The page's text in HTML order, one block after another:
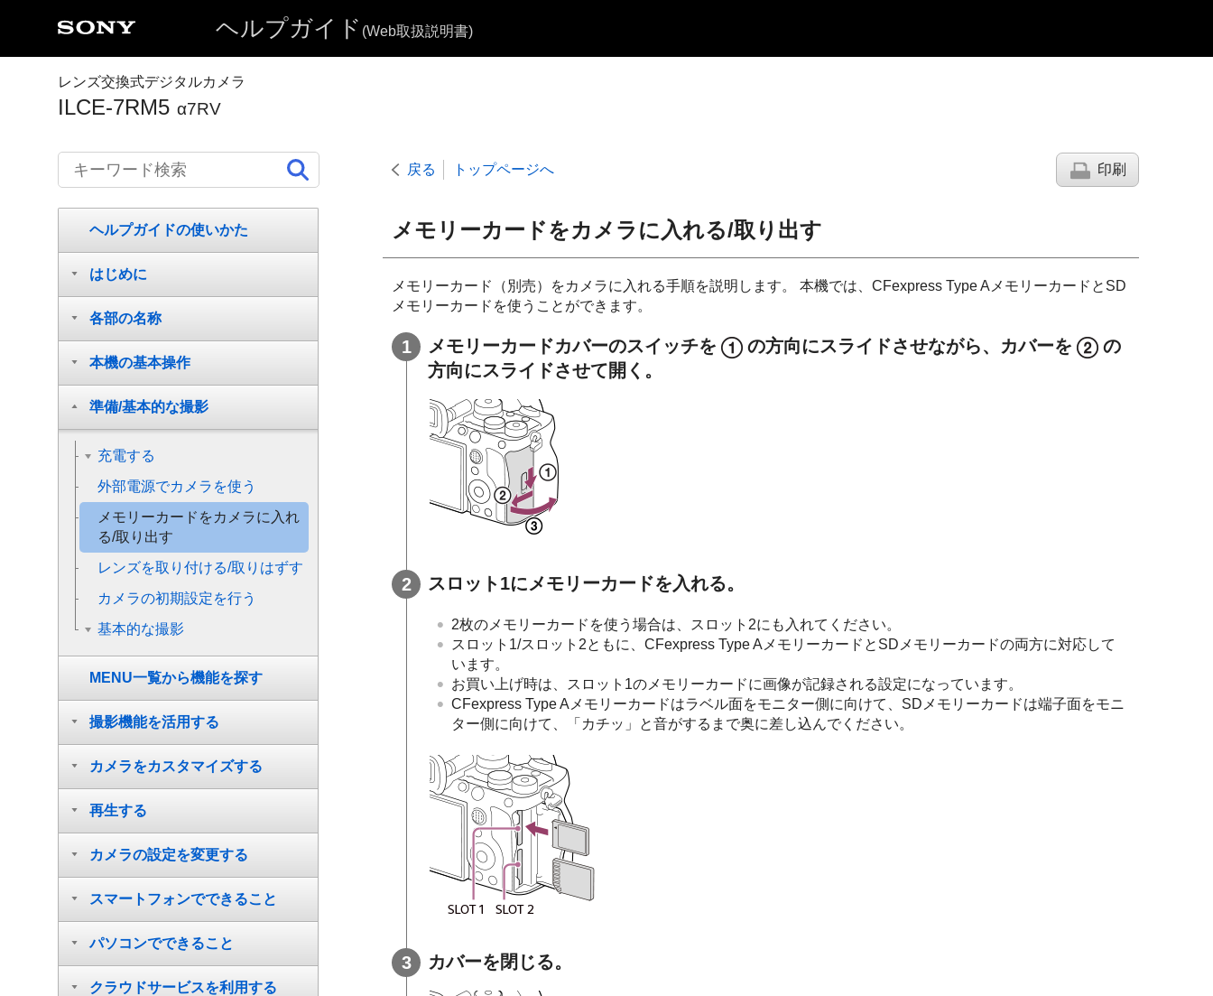
ヘルプガイド (Web取扱説明書)
レンズ交換式デジタルカメラ
ILCE-7RM5 α7RV
戻る トップページへ 印刷
メモリーカードをカメラに入れる/取り出す
メモリーカード（別売）をカメラに入れる手順を説明します。 本機では、CFexpress Type AメモリーカードとSD
メモリーカードを使うことができます。
メモリーカードカバーのスイッチを の方向にスライドさせながら、カバーを
の
方向にスライドさせて開く。
スロット1にメモリーカードを入れる。
2枚のメモリーカードを使う場合は、スロット2にも入れてください。
スロット1/スロット2ともに、CFexpress Type AメモリーカードとSDメモリーカードの両方に対応して
います。
お買い上げ時は、スロット1のメモリーカードに画像が記録される設定になっています。
CFexpress Type Aメモリーカードはラベル面をモニター側に向けて、SDメモリーカードは端子面をモニ
ター側に向けて、「カチッ」と音がするまで奥に差し込んでください。
カバーを閉じる。
ヘルプガイドの使いかた
はじめに
各部の名称
本機の基本操作
準備/基本的な撮影
充電する
外部電源でカメラを使う
メモリーカードをカメラに入れ
る/取り出す
レンズを取り付ける/取りはずす
カメラの初期設定を行う
基本的な撮影
MENU一覧から機能を探す
撮影機能を活用する
カメラをカスタマイズする
再生する
カメラの設定を変更する
スマートフォンでできること
パソコンでできること
クラウドサービスを利用する